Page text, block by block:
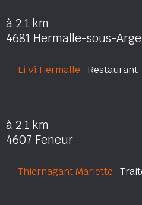
à 2.1 km
4681 Hermalle-sous-
Li Vî Hermalle Restaurant
à 2.1 km
4607 Feneur
Thiernagant Mariette